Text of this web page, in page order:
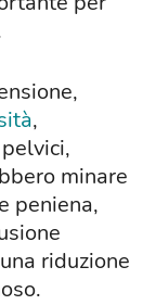
,
minare
peniena,
riduzione